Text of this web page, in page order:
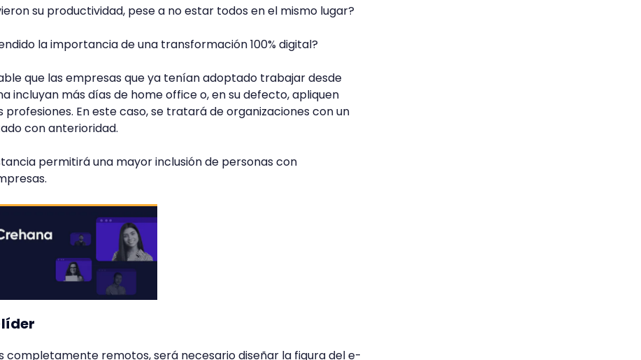
su productividad, pese a no estar todos en el mismo lugar?
la importancia de una transformación 100% digital?
que las empresas que ya tenían adoptado trabajar desde
incluyan más días de home office o, en su defecto, apliquen
En este caso, se tratará de organizaciones con un
con anterioridad.
permitirá una mayor inclusión de personas con
completamente remotos, será necesario diseñar la figura del e-